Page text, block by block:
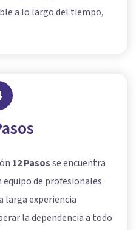
a lo largo del tiempo,
12 Pasosse encuentra
equipo de profesionales
larga experiencia
la dependencia a todo